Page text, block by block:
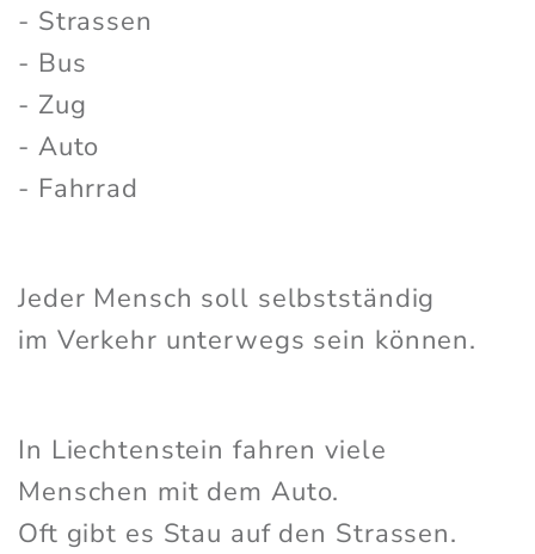
- Strassen
- Bus
- Zug
- Auto
- Fahrrad
Jeder Mensch soll selbstständig
im Verkehr unterwegs sein können.
In Liechtenstein fahren viele
Menschen mit dem Auto.
Oft gibt es Stau auf den Strassen.